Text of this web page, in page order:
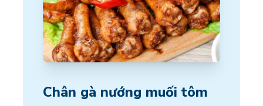
Chân gà nướng muối tôm